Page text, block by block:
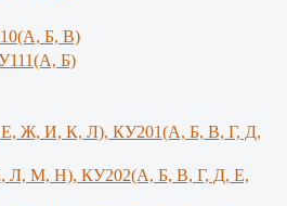
Б, В)
Б)
Ж, И, К, Л), КУ201(А, Б, В, Г, Д,
Л, М, Н), КУ202(А, Б, В, Г, Д, Е,